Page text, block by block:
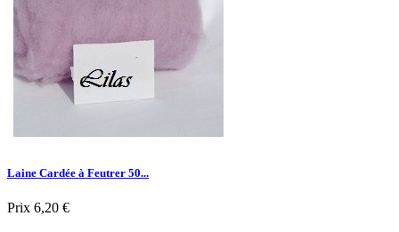
Laine Cardée à Feutrer 50...
Prix 6,20 €